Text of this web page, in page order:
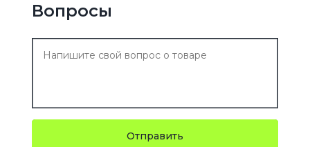
Вопросы
Отправить